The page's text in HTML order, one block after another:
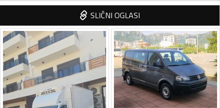
SLIČNI OGLASI